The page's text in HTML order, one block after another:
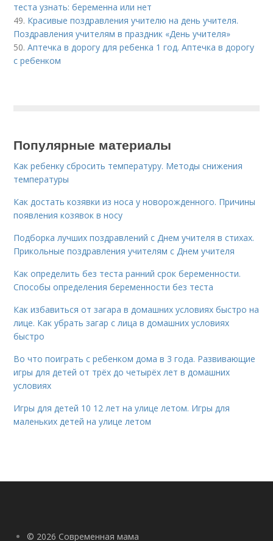
теста узнать: беременна или нет
49. Красивые поздравления учителю на день учителя.
Поздравления учителям в праздник «День учителя»
50.Аптечка в дорогу для ребенка 1 год. Аптечка в дорогу
с ребенком
Популярные материалы
Как ребенку сбросить температуру. Методы снижения
температуры
Как достать козявки из носа у новорожденного. Причины
появления козявок в носу
Подборка лучших поздравлений с Днем учителя в стихах.
Прикольные поздравления учителям с Днем учителя
Как определить без теста ранний срок беременности.
Способы определения беременности без теста
Как избавиться от загара в домашних условиях быстро на
лице. Как убрать загар с лица в домашних условиях
быстро
Во что поиграть с ребенком дома в 3 года. Развивающие
игры для детей от трёх до четырёх лет в домашних
условиях
Игры для детей 10 12 лет на улице летом. Игры для
маленьких детей на улице летом
© 2026 Современная мама